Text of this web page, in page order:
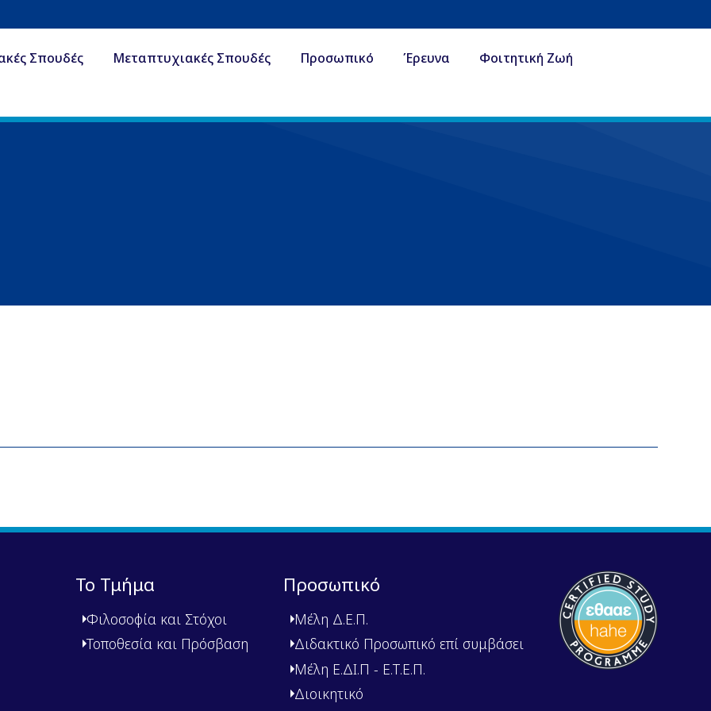
Σπουδές Μεταπτυχιακές Σπουδές Προσωπικό Έρευνα
Φοιτητική Ζωή
Το Τμήμα
Φιλοσοφία και Στόχοι
Τοποθεσία και Πρόσβαση
Προσωπικό
Μέλη Δ.Ε.Π.
Διδακτικό Προσωπικό επί συμβάσει
Μέλη Ε.ΔΙ.Π - Ε.Τ.Ε.Π.
Διοικητικό